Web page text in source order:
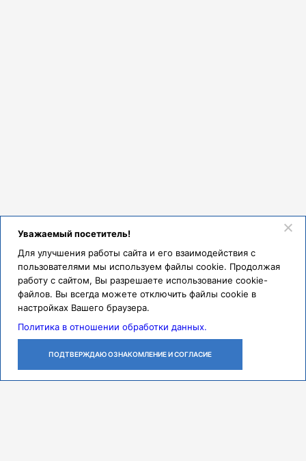
КАБИНЕТ
ЗАЯВКУ
Уважаемый посетитель!
Для улучшения работы сайта и его взаимодействия с
пользователями мы используем файлы cookie. Продолжая
работу с сайтом, Вы разрешаете использование cookie-
файлов. Вы всегда можете отключить файлы cookie в
настройках Вашего браузера.
Политика в отношении обработки данных.
ПОДТВЕРЖДАЮ ОЗНАКОМЛЕНИЕ И СОГЛАСИЕ